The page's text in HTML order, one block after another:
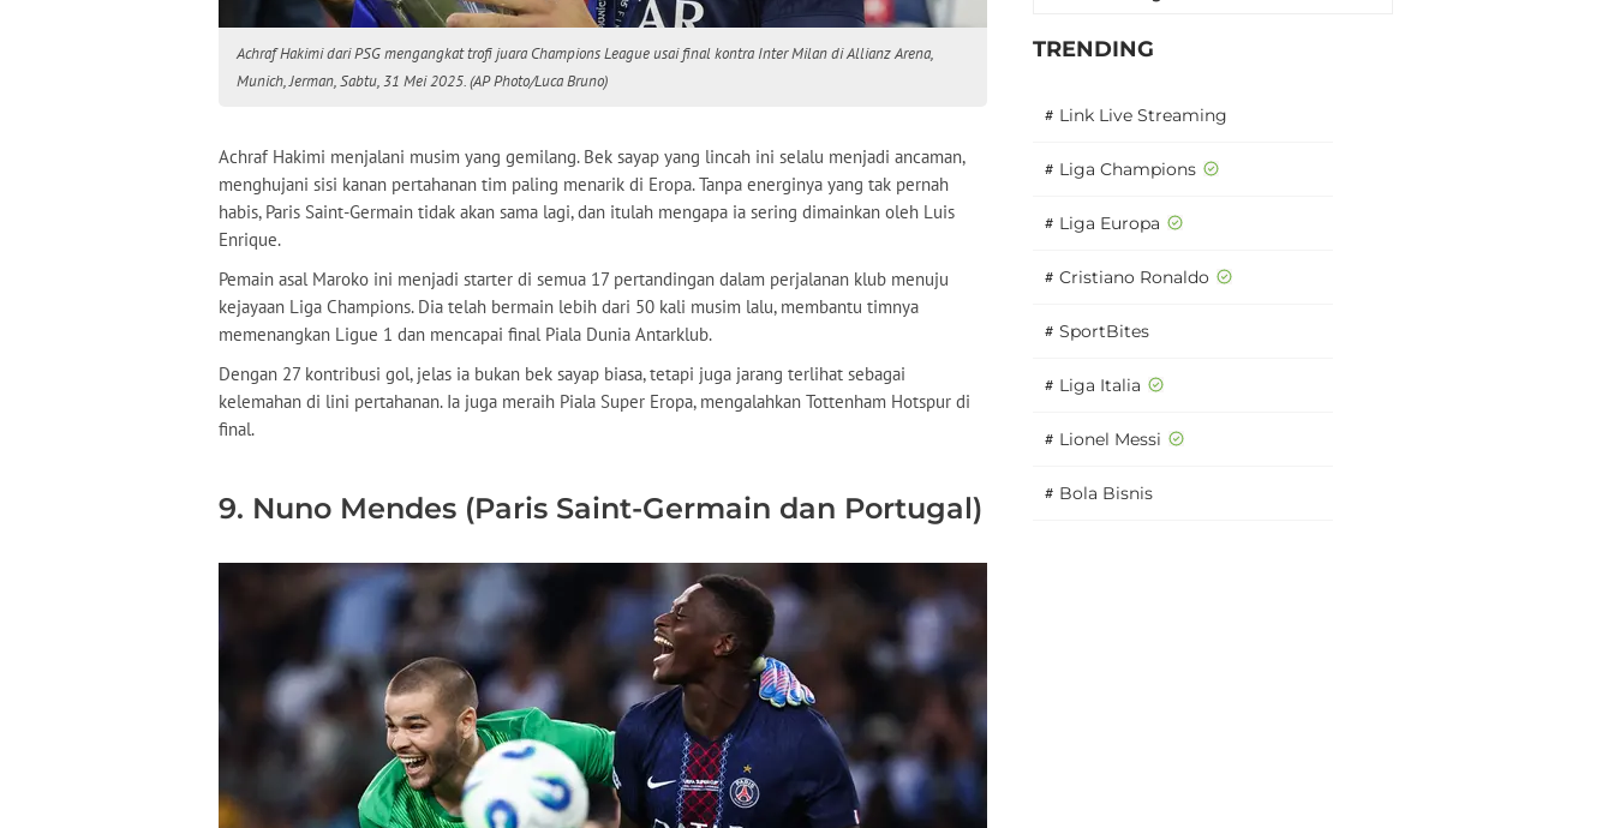
Achraf Hakimi dari PSG mengangkat trofi juara Champions League usai final kontra Inter Milan di Allianz Arena,
Munich, Jerman, Sabtu, 31 Mei 2025. (AP Photo/Luca Bruno)
Achraf Hakimi menjalani musim yang gemilang. Bek sayap yang lincah ini selalu menjadi ancaman,
menghujani sisi kanan pertahanan tim paling menarik di Eropa. Tanpa energinya yang tak pernah
habis, Paris Saint-Germain tidak akan sama lagi, dan itulah mengapa ia sering dimainkan oleh Luis
Enrique.
Pemain asal Maroko ini menjadi starter di semua 17 pertandingan dalam perjalanan klub menuju
kejayaan Liga Champions. Dia telah bermain lebih dari 50 kali musim lalu, membantu timnya
memenangkan Ligue 1 dan mencapai final Piala Dunia Antarklub.
Dengan 27 kontribusi gol, jelas ia bukan bek sayap biasa, tetapi juga jarang terlihat sebagai
kelemahan di lini pertahanan. Ia juga meraih Piala Super Eropa, mengalahkan Tottenham Hotspur di
final.
9. Nuno Mendes (Paris Saint-Germain dan Portugal)
TRENDING
# Link Live Streaming
# Liga Champions
# Liga Europa
# Cristiano Ronaldo
# SportBites
# Liga Italia
# Lionel Messi
# Bola Bisnis